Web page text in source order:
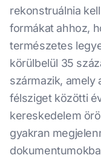
rekonstruálnia
formákat ahhoz,
természetes
körülbelül 35
származik, amely
félsziget közötti
kereskedelem
gyakran